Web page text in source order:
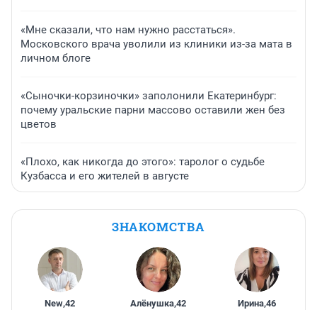
«Мне сказали, что нам нужно расстаться».
Московского врача уволили из клиники из-за мата в
личном блоге
«Сыночки-корзиночки» заполонили Екатеринбург:
почему уральские парни массово оставили жен без
цветов
«Плохо, как никогда до этого»: таролог о судьбе
Кузбасса и его жителей в августе
ЗНАКОМСТВА
New,42 Алёнушка,42 Ирина,46